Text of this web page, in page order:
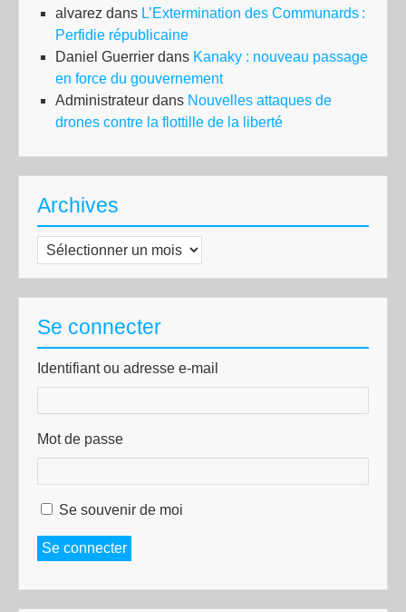
alvarez dans L’Extermination des Communards :
Perfidie républicaine
Daniel Guerrier dans Kanaky : nouveau passage
en force du gouvernement
Administrateur dans Nouvelles attaques de
drones contre la flottille de la liberté
Archives
Archives
Se connecter
Identifiant ou adresse e-mail
Mot de passe
Se souvenir de moi
Se connecter